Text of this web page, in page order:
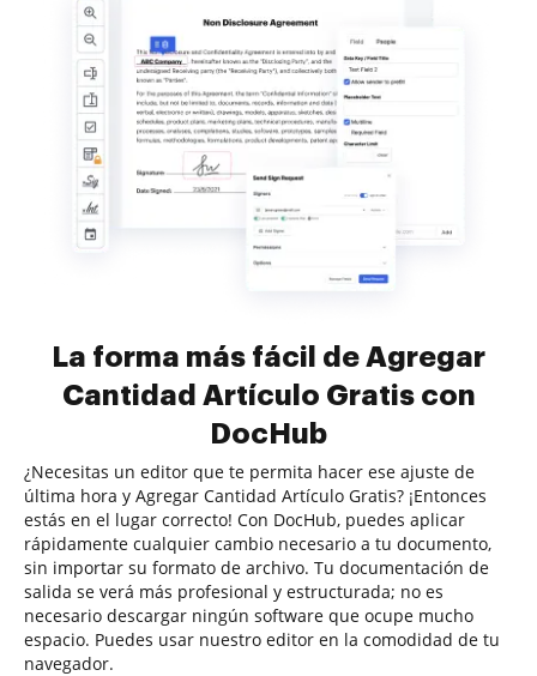
La forma más fácil de Agregar
Cantidad Artículo Gratis con
DocHub
¿Necesitas un editor que te permita hacer ese ajuste de
última hora y Agregar Cantidad Artículo Gratis? ¡Entonces
estás en el lugar correcto! Con DocHub, puedes aplicar
rápidamente cualquier cambio necesario a tu documento,
sin importar su formato de archivo. Tu documentación de
salida se verá más profesional y estructurada; no es
necesario descargar ningún software que ocupe mucho
espacio. Puedes usar nuestro editor en la comodidad de tu
navegador.